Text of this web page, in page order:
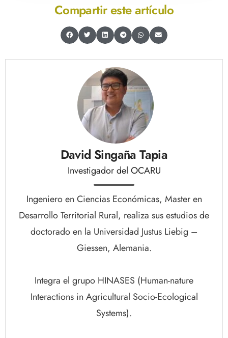
Compartir este artículo
David Singaña Tapia
Investigador del OCARU
Ingeniero en Ciencias Económicas, Master en
Desarrollo Territorial Rural, realiza sus estudios de
doctorado en la Universidad Justus Liebig –
Giessen, Alemania.
Integra el grupo HINASES (Human-nature
Interactions in Agricultural Socio-Ecological
Systems).